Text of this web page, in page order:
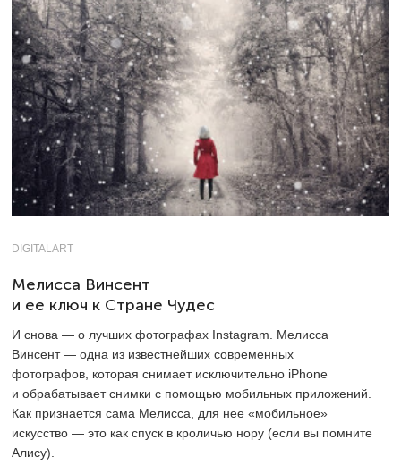
DIGITALART
Мелисса Винсент
и ее ключ к Стране Чудес
И снова — о лучших фотографах Instagram. Мелисса
Винсент — одна из известнейших современных
фотографов, которая снимает исключительно iPhone
и обрабатывает снимки с помощью мобильных приложений.
Как признается сама Мелисса, для нее «мобильное»
искусство — это как спуск в кроличью нору (если вы помните
Алису).